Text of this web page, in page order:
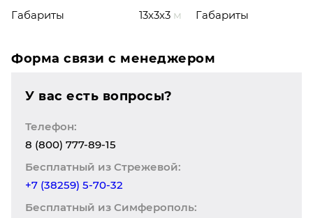
Габариты
13x3x3 м
Габариты
Форма связи с менеджером
У вас есть вопросы?
Телефон:
8 (800) 777-89-15
Бесплатный из Стрежевой:
+7 (38259) 5-70-32
Бесплатный из Симферополь: